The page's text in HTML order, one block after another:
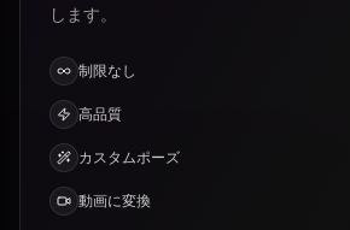
します。
制限なし
高品質
カスタムポーズ
動画に変換